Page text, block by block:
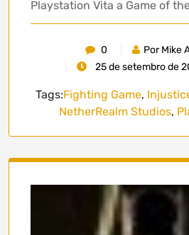
Playstation Vita a Game of
0
Por Mike
25 de setembro de
Tags:Fighting Game,
NetherRealm Studios,